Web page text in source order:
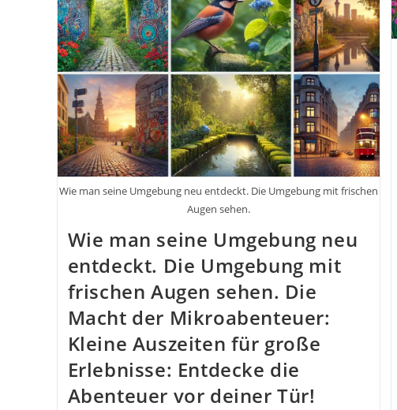
Wie man seine Umgebung neu entdeckt. Die Umgebung mit frischen
Augen sehen.
Wie man seine Umgebung neu
entdeckt. Die Umgebung mit
frischen Augen sehen. Die
Macht der Mikroabenteuer:
Kleine Auszeiten für große
Erlebnisse: Entdecke die
Abenteuer vor deiner Tür!